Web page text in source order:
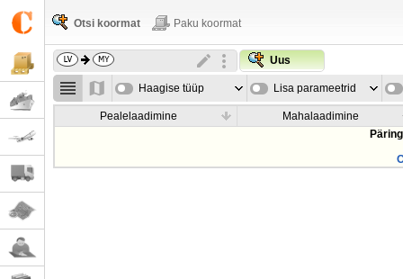
Otsi koormat Paku koormat
Uus
Haagise tüüp Lisa parameetrid
Pealelaadimine
Mahalaadimine